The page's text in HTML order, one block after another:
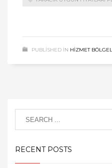
PUBLISHED IN HIZMET
RECENT POSTS